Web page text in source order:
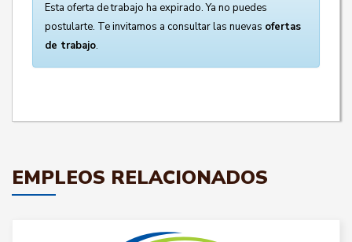
Esta oferta de trabajo ha expirado. Ya no puedes
postularte. Te invitamos a consultar las nuevas ofertas
de trabajo.
EMPLEOS RELACIONADOS